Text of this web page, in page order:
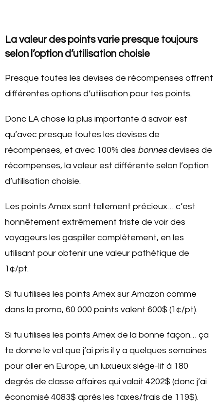
La valeur des points varie presque toujours
selon l’option d’utilisation choisie
Presque toutes les devises de récompenses offrent
différentes options d’utilisation pour tes points.
Donc LA chose la plus importante à savoir est
qu’avec presque toutes les devises de
récompenses, et avec 100% des bonnesdevises de
récompenses, la valeur est différente selon l’option
d’utilisation choisie.
Les points Amex sont tellement précieux… c’est
honnêtement extrêmement triste de voir des
voyageurs les gaspiller complètement, en les
utilisant pour obtenir une valeur pathétique de
1¢/pt.
Si tu utilises les points Amex sur Amazon comme
dans la promo, 60 000 points valent 600$ (1¢/pt).
Si tu utilises les points Amex de la bonne façon… ça
te donne le vol que j’ai pris il y a quelques semaines
pour aller en Europe, un luxueux siège-lit à 180
degrés de classe affaires qui valait 4202$ (donc j’ai
économisé 4083$ après les taxes/frais de 119$).